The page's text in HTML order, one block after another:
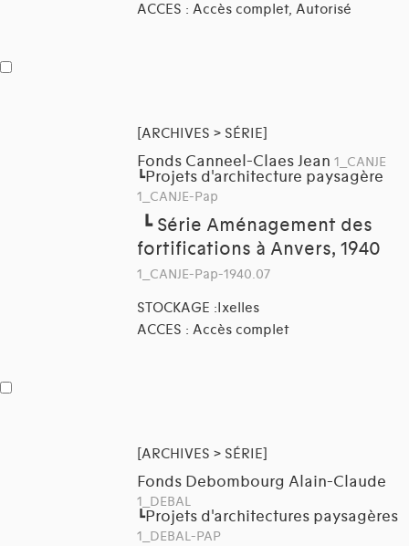
ACCES : Accès complet, Autorisé
[ARCHIVES > SÉRIE]
Fonds Canneel-Claes Jean 1_CANJE
┗Projets d'architecture paysagère
1_CANJE-Pap
┗ Série Aménagement des
fortifications à Anvers, 1940
1_CANJE-Pap-1940.07
STOCKAGE :Ixelles
ACCES : Accès complet
[ARCHIVES > SÉRIE]
Fonds Debombourg Alain-Claude
1_DEBAL
┗Projets d'architectures paysagères
1_DEBAL-PAP